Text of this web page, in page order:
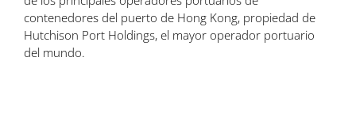
contenedores del puerto de Hong Kong, propiedad de
Hutchison Port Holdings, el mayor operador portuario
del mundo.